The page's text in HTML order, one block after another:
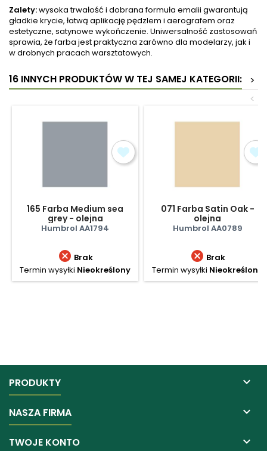
Zalety:wysoka trwałość i dobrana formuła emalii gwarantują
gładkie krycie, łatwą aplikację pędzlem i aerografem oraz
estetyczne, satynowe wykończenie. Uniwersalność zastosowań
sprawia, że farba jest praktyczna zarówno dla modelarzy, jak i
w drobnych pracach warsztatowych.
16 INNYCH PRODUKTÓW W TEJ SAMEJ KATEGORII:
>
<
165 Farba Medium sea
grey - olejna
Humbrol AA1794
 Brak
Termin wysyłki Nieokreślony
071 Farba Satin Oak -
olejna
Humbrol AA0789
 Brak
Termin wysyłki Nieokreślony
PRODUKTY 
NASZA FIRMA 
TWOJE KONTO 